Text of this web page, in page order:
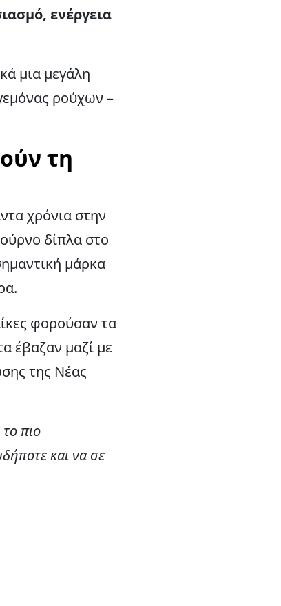
ενέργεια
μια μεγάλη
ρούχων –
τη
χρόνια στην
δίπλα στο
μάρκα
φορούσαν τα
έβαζαν μαζί με
της Νέας
πιο
και να σε